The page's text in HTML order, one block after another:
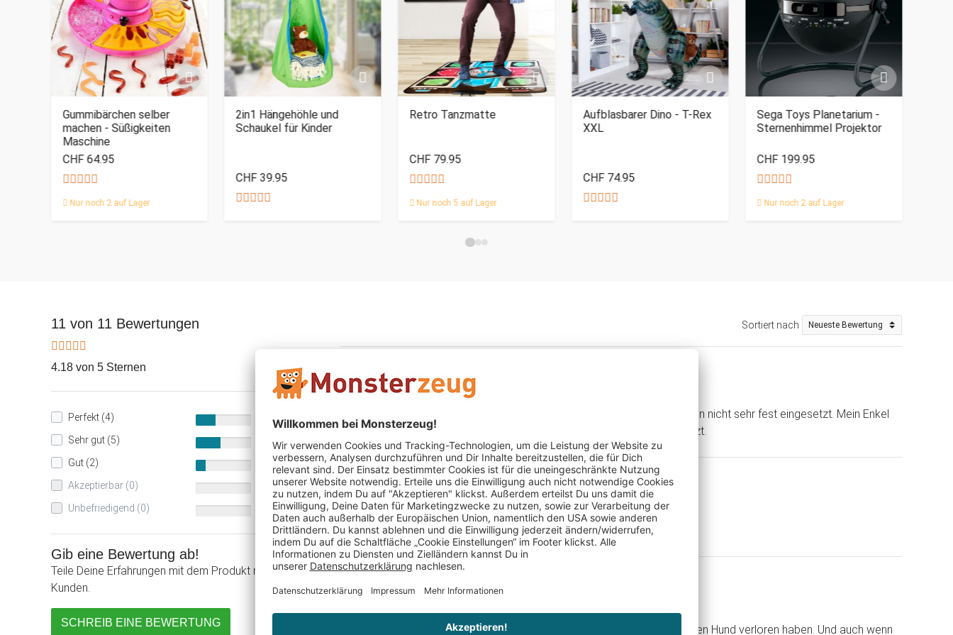
Gummibärchen selber
machen - Süßigkeiten
Maschine
CHF 64.95
Nur noch 2 auf Lager
2in1 Hängehöhle und
Schaukel für Kinder
CHF 39.95
Retro Tanzmatte
CHF 79.95
Nur noch 5 auf Lager
Aufblasbarer Dino - T-Rex
XXL
CHF 74.95
Sega Toys Planetarium -
Sternenhimmel Projektor
CHF 199.95
Nur noch 2 auf Lager
11 von 11 Bewertungen
4.18 von 5 Sternen
Perfekt (4)
36%
Sehr gut (5)
45%
Gut (2)
18%
Akzeptierbar (0)
0%
Unbefriedigend (0)
0%
Gib eine Bewertung ab!
Teile Deine Erfahrungen mit dem Produkt mit anderen
Kunden.
SCHREIB EINE BEWERTUNG
Sortiert nach
Mein 2 Jähriger Enkel liebt diesen Hund…
Mein 2 Jähriger Enkel liebt diesen Hund absolut sehr. Leider sind die Augen nicht sehr fest eingesetzt. Mein Enkel
hat eins rausgezogen. Ich habe es mit Super Haftkleber wieder eingesetzt.
Klaus Schrantzschrieb am 23.11.2020 Verifizierter Kauf (Shop)
hat sehr gut ausgesehen und wird mit Sicherheit gefallen
Total süß!
Habe diesen Hund meiner Mutter geschenkt, da wir kürzlich unseren echten Hund verloren haben. Und auch wenn